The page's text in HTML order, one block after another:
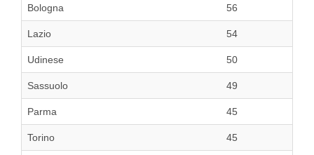
Bologna 56
Lazio 54
Udinese 50
Sassuolo 49
Parma 45
Torino 45